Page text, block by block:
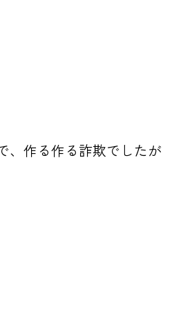
、作る作る詐欺でしたが